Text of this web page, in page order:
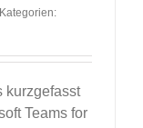
Kategorien:
kurzgefasst
Teams for